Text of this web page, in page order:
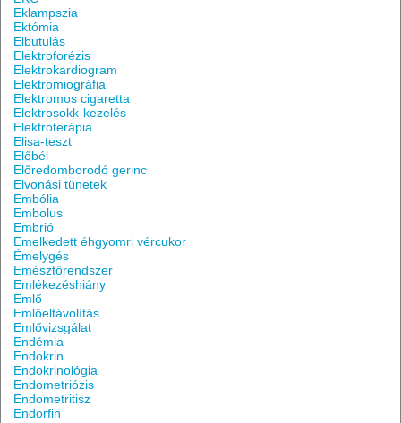
Eklampszia
Ektómia
Elbutulás
Elektroforézis
Elektrokardiogram
Elektromiográfia
Elektromos cigaretta
Elektrosokk-kezelés
Elektroterápia
Elisa-teszt
Előbél
Előredomborodó gerinc
Elvonási tünetek
Embólia
Embolus
Embrió
Emelkedett éhgyomri vércukor
Émelygés
Emésztőrendszer
Emlékezéshiány
Emlő
Emlőeltávolítás
Emlővizsgálat
Endémia
Endokrin
Endokrinológia
Endometriózis
Endometritisz
Endorfin